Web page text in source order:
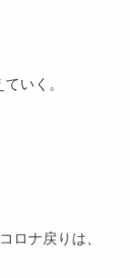
いく。
ロナ戻りは、